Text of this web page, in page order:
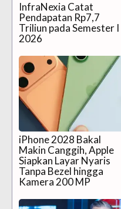
InfraNexia Catat
Pendapatan Rp7,7
Triliun pada Semester I
2026
iPhone 2028 Bakal
Makin Canggih, Apple
Siapkan Layar Nyaris
Tanpa Bezel hingga
Kamera 200 MP